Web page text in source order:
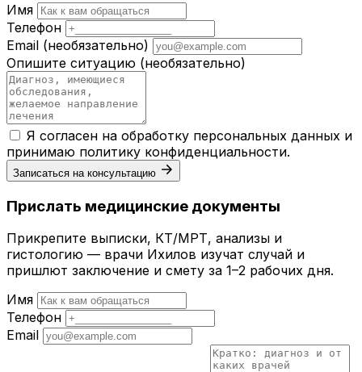
Имя
Телефон
Email (необязательно)
Опишите ситуацию (необязательно)
Я согласен на обработку персональных данных и
принимаю политику конфиденциальности.
Записаться на консультацию
Прислать медицинские документы
Прикрепите выписки, КТ/МРТ, анализы и
гистологию — врачи Ихилов изучат случай и
пришлют заключение и смету за 1–2 рабочих дня.
Имя
Телефон
Email